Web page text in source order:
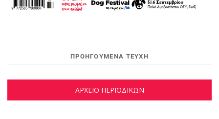
ΠΡΟΗΓΟΥΜΕΝΑ ΤΕΥΧΗ
ΑΡΧΕΙΟ ΠΕΡΙΟΔΙΚΩΝ